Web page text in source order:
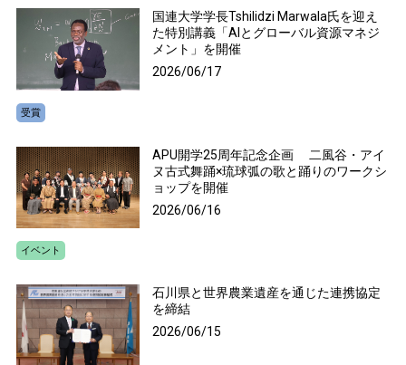
国連大学学長Tshilidzi Marwala氏を迎え
た特別講義「AIとグローバル資源マネジ
メント」を開催
2026/06/17
受賞
APU開学25周年記念企画 二風谷・アイ
ヌ古式舞踊×琉球弧の歌と踊りのワークシ
ョップを開催
2026/06/16
イベント
石川県と世界農業遺産を通じた連携協定
を締結
2026/06/15